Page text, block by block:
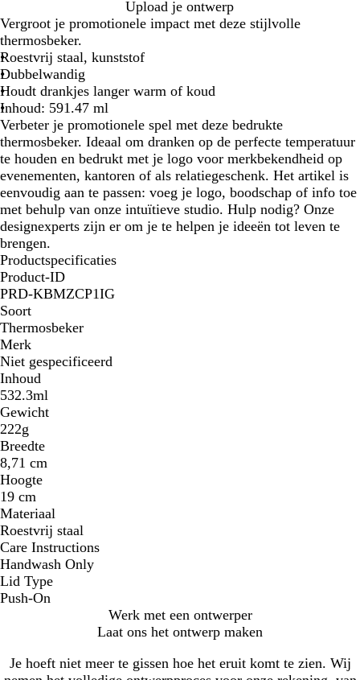
w
a
r
t
a
r
i
n
e
b
l
a
u
w
i
t
h
r
o
o
m
Upload je ontwerp
Vergroot je promotionele impact met deze stijlvolle
thermosbeker.
Roestvrij staal, kunststof
Dubbelwandig
Houdt drankjes langer warm of koud
Inhoud: 591.47 ml
Verbeter je promotionele spel met deze bedrukte
thermosbeker. Ideaal om dranken op de perfecte temperatuur
te houden en bedrukt met je logo voor merkbekendheid op
evenementen, kantoren of als relatiegeschenk. Het artikel is
eenvoudig aan te passen: voeg je logo, boodschap of info toe
met behulp van onze intuïtieve studio. Hulp nodig? Onze
designexperts zijn er om je te helpen je ideeën tot leven te
brengen.
Productspecificaties
Product-ID
PRD-KBMZCP1IG
Soort
Thermosbeker
Merk
Niet gespecificeerd
Inhoud
532.3ml
Gewicht
222g
Breedte
8,71 cm
Hoogte
19 cm
Materiaal
Roestvrij staal
Care Instructions
Handwash Only
Lid Type
Push-On
Werk met een ontwerper
Laat ons het ontwerp maken
Je hoeft niet meer te gissen hoe het eruit komt te zien. Wij